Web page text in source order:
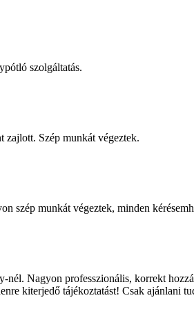
szolgáltatás.
zajlott. Szép munkát végeztek.
szép munkát végeztek, minden
Nagyon professzionális, korrekt
kiterjedő tájékoztatást! Csak ajánlani